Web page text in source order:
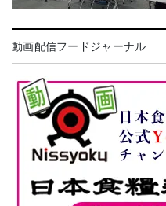
動画配信フードジャーナル